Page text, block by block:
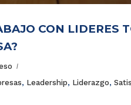
CON LÍDERES
, Leadership, Liderazgo,